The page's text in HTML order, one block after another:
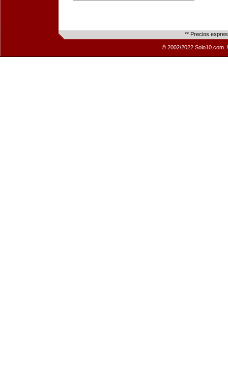
** Precios
© 2002/2022 Solo10.com